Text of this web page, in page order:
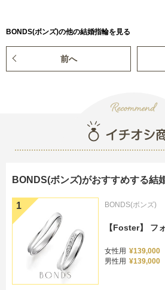
BONDS(ボンズ)の他の結婚指輪を見る
前へ
BONDS(ボンズ)がおすすめする結
BONDS(ボンズ)
【Foster】 フ
女性用 ¥139,000
男性用 ¥139,000